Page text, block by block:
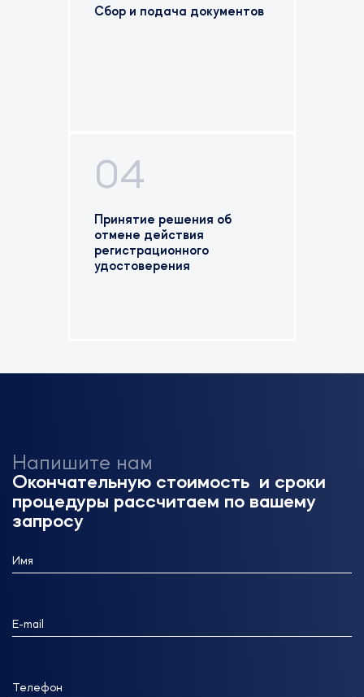
Сбор и подача документов
04
Принятие решения об
отмене действия
регистрационного
удостоверения
Напишите нам
Окончательную стоимость и сроки
процедуры рассчитаем по вашему
запросу
Имя
E-mail
Телефон